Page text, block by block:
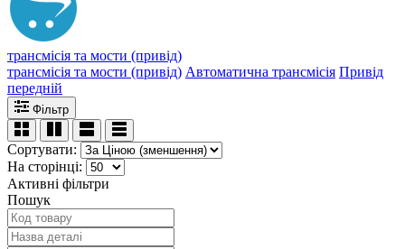
трансмісія та мости (привід)
трансмісія та мости (привід) Автоматична трансмісія Привід
передній
Фільтр
Сортувати:
На сторінці:
Активні фільтри
Пошук